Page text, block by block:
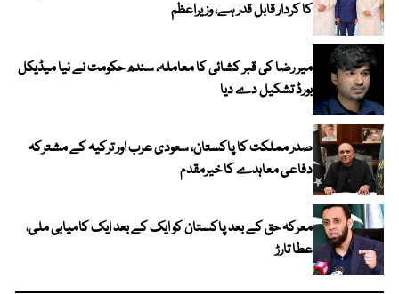
کا کردار قابل قدر ہے، وزیراعظم
میر رضا کی قبر کشائی کا معاملہ، سندھ حکومت نے نیا میڈیکل
بورڈ تشکیل دے دیا
صدر مملکت کا پاکستان، سعودی عرب اور ترکیہ کے مشترکہ
دفاعی معاہدے کا خیرمقدم
معرکہ حق کے بعد پاکستان کو ایک کے بعد ایک کامیابی ملی،
عطا تارڑ